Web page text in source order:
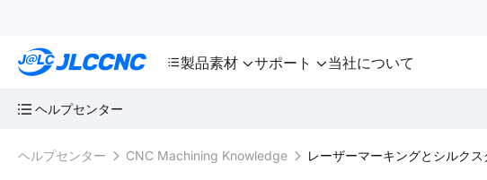
製品素材 サポート 当社について
ヘルプセンター
ヘルプセンター CNC Machining Knowledge レーザーマーキングとシルク